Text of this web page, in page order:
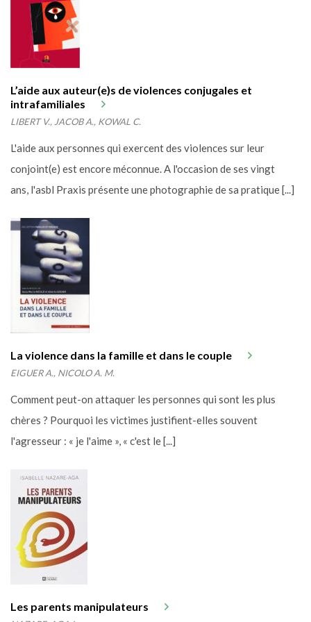
L’aide aux auteur(e)s de violences conjugales et
intrafamiliales
LIBERT V., JACOB A., KOWAL C.
L'aide aux personnes qui exercent des violences sur leur
conjoint(e) est encore méconnue. A l'occasion de ses vingt
ans, l'asbl Praxis présente une photographie de sa pratique [...]
La violence dans la famille et dans le couple
EIGUER A., NICOLO A. M.
Comment peut-on attaquer les personnes qui sont les plus
chères ? Pourquoi les victimes justifient-elles souvent
l'agresseur : « je l'aime », « c'est le [...]
Les parents manipulateurs